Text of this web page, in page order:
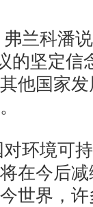
兰科潘
的坚定信
他国家
环境可
在今后
世界，